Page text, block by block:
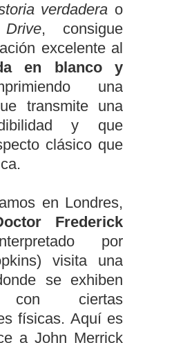
verdadera o
, consigue
excelente al
en blanco y
una
transmite una
y que
clásico que
en Londres,
Frederick
por
visita una
se exhiben
con ciertas
físicas. Aquí es
a John Merrick